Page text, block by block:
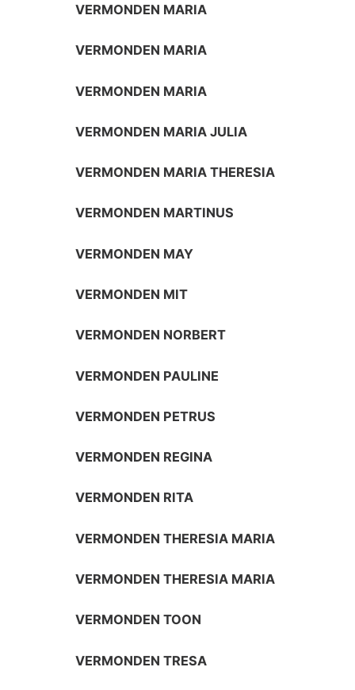
VERMONDEN MARIA
VERMONDEN MARIA
VERMONDEN MARIA
VERMONDEN MARIA JULIA
VERMONDEN MARIA THERESIA
VERMONDEN MARTINUS
VERMONDEN MAY
VERMONDEN MIT
VERMONDEN NORBERT
VERMONDEN PAULINE
VERMONDEN PETRUS
VERMONDEN REGINA
VERMONDEN RITA
VERMONDEN THERESIA MARIA
VERMONDEN THERESIA MARIA
VERMONDEN TOON
VERMONDEN TRESA